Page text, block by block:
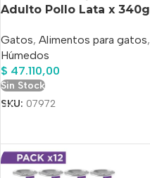
Adulto Pollo Lata x 340g
Gatos, Alimentos para gatos,
Húmedos
$ 47.110,00
Sin Stock
SKU: 07972